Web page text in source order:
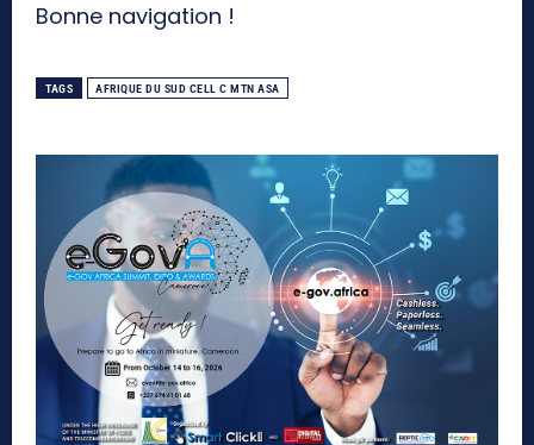
Bonne navigation !
TAGS AFRIQUE DU SUD CELL C MTN ASA